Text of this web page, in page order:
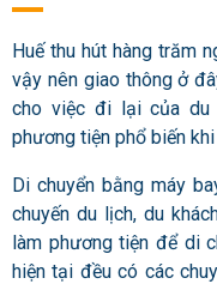
Huế thu hút hàng trăm
vậy nên giao thông ở
cho việc đi lại của du
phương tiện phổ biến
Di chuyển bằng máy
chuyến du lịch, du
làm phương tiện để di
hiện tại đều có các